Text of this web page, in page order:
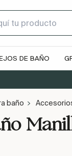
DE BAÑO
baño